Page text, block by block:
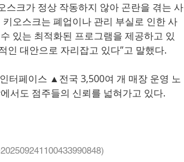
스크가 정상 작동하지 않아 곤란을 겪는 사
오스크는 폐업이나 관리 부실로 인한 사
있는 최적화된 프로그램을 제공하고 있
인 대안으로 자리잡고 있다”고 말했다.
터페이스 ▲전국 3,500여 개 매장 운영 노
서도 점주들의 신뢰를 넓혀가고 있다.